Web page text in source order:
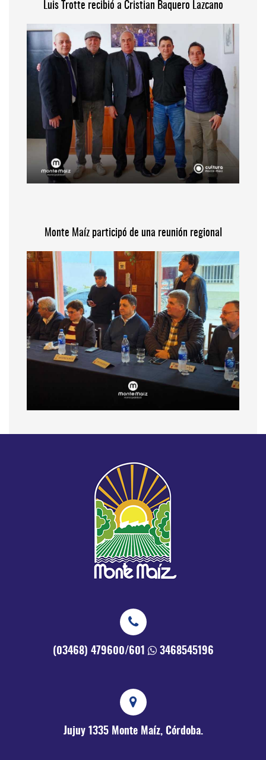
Luis Trotte recibió a Cristian Baquero Lazcano
Monte Maíz participó de una reunión regional
(03468) 479600/601 3468545196
Jujuy 1335 Monte Maíz, Córdoba.